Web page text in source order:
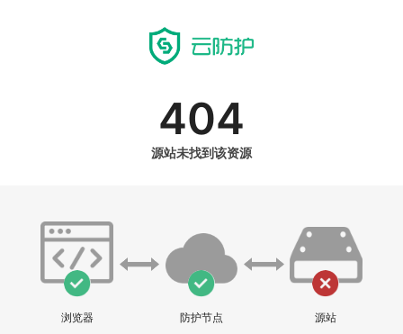
404
源站未找到该资源
浏览器
防护节点
源站